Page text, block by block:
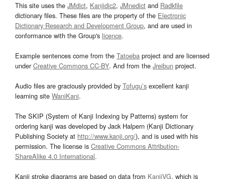
This site uses the JMdict, Kanjidic2, JMnedict and Radkfile
dictionary files. These files are the property of the Electronic
Dictionary Research and Development Group, and are used in
conformance with the Group's licence.
Example sentences come from the Tatoeba project and are licensed
underCreative Commons CC-BY. And from the Jreibun project.
Audio files are graciously provided by Tofugu’s excellent kanji
learning site WaniKani.
The SKIP (System of Kanji Indexing by Patterns) system for
ordering kanji was developed by Jack Halpern (Kanji Dictionary
Publishing Society at http://www.kanji.org/), and is used with his
permission. The license is Creative Commons Attribution-
ShareAlike 4.0 International.
Kanji stroke diagrams are based on data from KanjiVG, which is